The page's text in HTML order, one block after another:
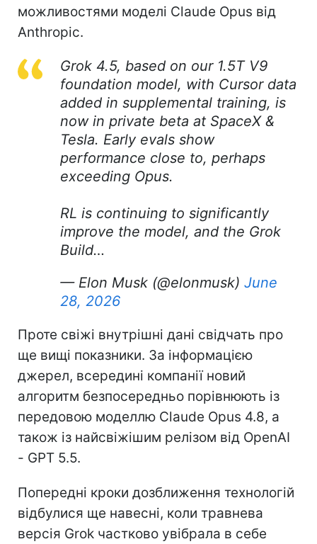
можливостями моделі Claude Opus від
Anthropic.
Grok 4.5, based on our 1.5T V9
foundation model, with Cursor data
added in supplemental training, is
now in private beta at SpaceX &
Tesla. Early evals show
performance close to, perhaps
exceeding Opus.
RL is continuing to significantly
improve the model, and the Grok
Build…
— Elon Musk (@elonmusk) June
28, 2026
Проте свіжі внутрішні дані свідчать про
ще вищі показники. За інформацією
джерел, всередині компанії новий
алгоритм безпосередньо порівнюють із
передовою моделлю Claude Opus 4.8, а
також із найсвіжішим релізом від OpenAI
- GPT 5.5.
Попередні кроки дозближення технологій
відбулися ще навесні, коли травнева
версія Grok частково увібрала в себе